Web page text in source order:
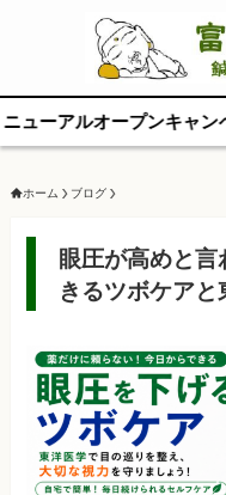
プンキャンペーン】初回
ホーム ブログ
眼圧が高めと
きるツボケア